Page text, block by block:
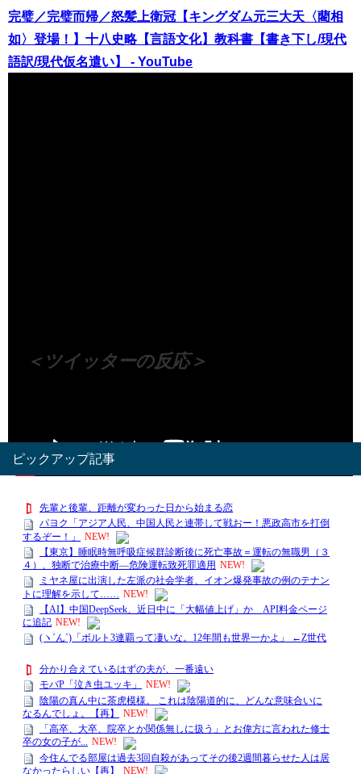
完璧／完璧而帰／怒髪上衛冠【キングダム元三大天〈藺相
如〉登場！】十八史略【言語文化】教科書【書き下し/現代
語訳/現代仮名遣い】 - YouTube
＜ツイッターの反応＞
ピックアップ記事